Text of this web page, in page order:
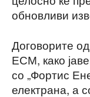
обновливи
Договорите
ЕСМ, како
со „Фортис
електрана, а